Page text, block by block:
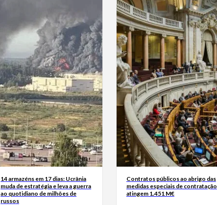
14 armazéns em 17 dias: Ucrânia
muda de estratégia e leva a guerra
ao quotidiano de milhões de
russos
Contratos públicos ao abrigo das
medidas especiais de contratação
atingem 1.451 M€